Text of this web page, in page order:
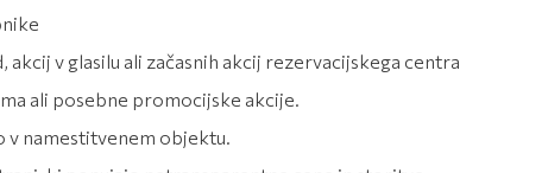
v glasilu ali začasnih akcij rezervacijskega centra
ali posebne promocijske akcije.
v namestitvenem objektu.